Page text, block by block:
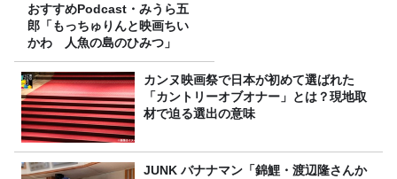
おすすめPodcast・みうら五
郎「もっちゅりんと映画ちい
かわ 人魚の島のひみつ」
カンヌ映画祭で日本が初めて選ばれた
「カントリーオブオナー」とは？現地取
材で迫る選出の意味
JUNK バナナマン「錦鯉・渡辺隆さんか